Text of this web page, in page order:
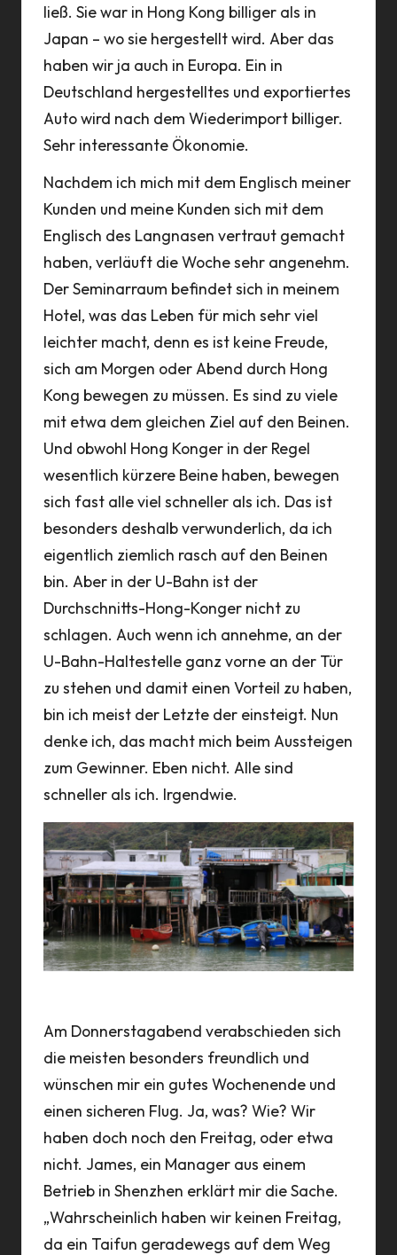
ließ. Sie war in Hong Kong billiger als in
Japan – wo sie hergestellt wird. Aber das
haben wir ja auch in Europa. Ein in
Deutschland hergestelltes und exportiertes
Auto wird nach dem Wiederimport billiger.
Sehr interessante Ökonomie.
Nachdem ich mich mit dem Englisch meiner
Kunden und meine Kunden sich mit dem
Englisch des Langnasen vertraut gemacht
haben, verläuft die Woche sehr angenehm.
Der Seminarraum befindet sich in meinem
Hotel, was das Leben für mich sehr viel
leichter macht, denn es ist keine Freude,
sich am Morgen oder Abend durch Hong
Kong bewegen zu müssen. Es sind zu viele
mit etwa dem gleichen Ziel auf den Beinen.
Und obwohl Hong Konger in der Regel
wesentlich kürzere Beine haben, bewegen
sich fast alle viel schneller als ich. Das ist
besonders deshalb verwunderlich, da ich
eigentlich ziemlich rasch auf den Beinen
bin. Aber in der U-Bahn ist der
Durchschnitts-Hong-Konger nicht zu
schlagen. Auch wenn ich annehme, an der
U-Bahn-Haltestelle ganz vorne an der Tür
zu stehen und damit einen Vorteil zu haben,
bin ich meist der Letzte der einsteigt. Nun
denke ich, das macht mich beim Aussteigen
zum Gewinner. Eben nicht. Alle sind
schneller als ich. Irgendwie.
Am Donnerstagabend verabschieden sich
die meisten besonders freundlich und
wünschen mir ein gutes Wochenende und
einen sicheren Flug. Ja, was? Wie? Wir
haben doch noch den Freitag, oder etwa
nicht. James, ein Manager aus einem
Betrieb in Shenzhen erklärt mir die Sache.
„Wahrscheinlich haben wir keinen Freitag,
da ein Taifun geradewegs auf dem Weg